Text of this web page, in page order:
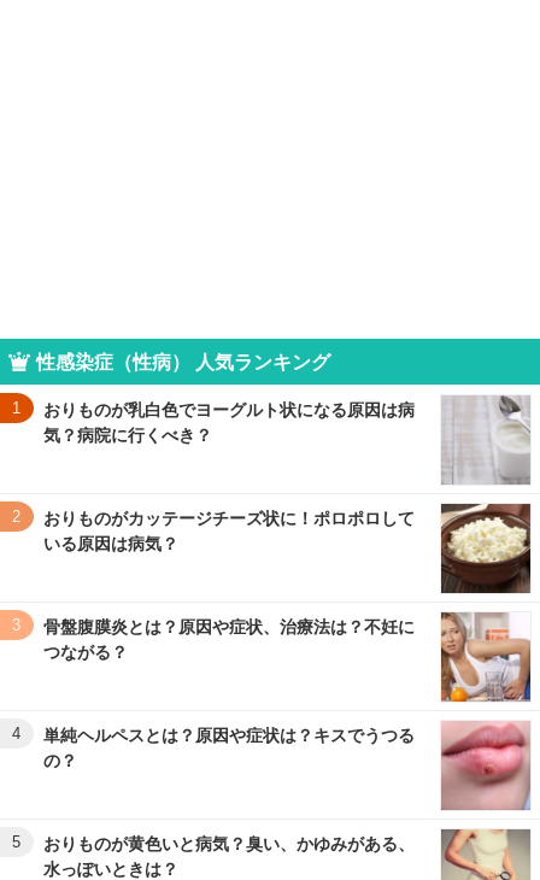
性感染症（性病） 人気ランキング
1
おりものが乳白色でヨーグルト状になる原因は病
気？病院に行くべき？
2
おりものがカッテージチーズ状に！ポロポロして
いる原因は病気？
3
骨盤腹膜炎とは？原因や症状、治療法は？不妊に
つながる？
4
単純ヘルペスとは？原因や症状は？キスでうつる
の？
5
おりものが黄色いと病気？臭い、かゆみがある、
水っぽいときは？